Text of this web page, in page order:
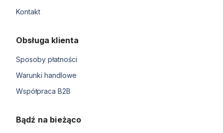
Kontakt
Obsługa klienta
Sposoby płatności
Warunki handlowe
Współpraca B2B
Bądź na bieżąco